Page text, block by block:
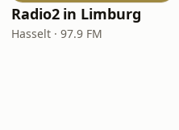
Radio2 in Limburg
Hasselt · 97.9 FM